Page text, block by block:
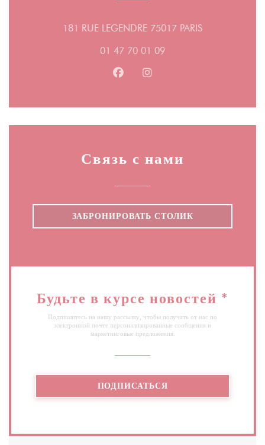
181 RUE LEGENDRE 75017 PARIS((открывается
01 47 70 01 09
Facebook ((открывается в
Instagram ((открывается
Связь с нами
ЗАБРОНИРОВАТЬ СТОЛИК
Будьте в курсе новостей *
Подпишитесь на нашу рассылку, чтобы получать от нас по
электронной почте персонализированные сообщения и
маркетинговые предложения.
ПОДПИСАТЬСЯ